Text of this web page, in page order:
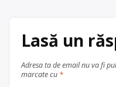
electrocasnice (DEEE)
Lasă un
Adresa ta de email nu va fi
marcate cu *